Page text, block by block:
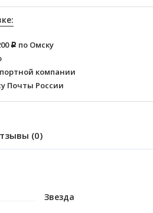
Р по Омску
компании
Почты России
(0)
Звезда